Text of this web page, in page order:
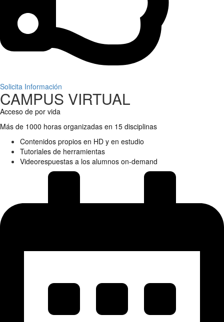
Solicita Información
CAMPUS VIRTUAL
Acceso de por vida
Más de 1000 horas organizadas en 15 disciplinas
Contenidos propios en HD y en estudio
Tutoriales de herramientas
Videorespuestas a los alumnos on-demand